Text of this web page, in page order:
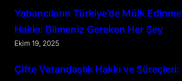
Yabancıların Türkiye’de Mülk Edinme
Hakkı: Bilmeniz Gereken Her Şey
Ekim 19, 2025
Çifte Vatandaşlık Hakkı ve Süreçleri: